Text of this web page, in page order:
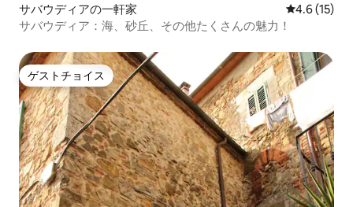
サバウディアの一軒家 レビュー15
4.6 (15)
サバウディア：海、砂丘、その他たくさんの魅力！
ゲストチョイス
ゲストチョイス